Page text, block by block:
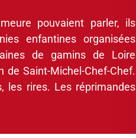
pouvaient parler, ils
enfantines organisées
de gamins de Loire
de Saint-Michel-Chef-Chef.
les rires. Les réprimandes